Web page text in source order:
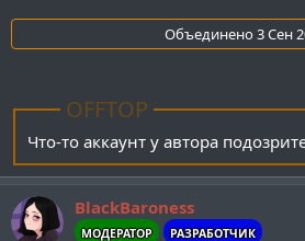
Объединено3 Сен
OFFTOP
Что-то аккаунт у автора
BlackBaroness
МОДЕРАТОР РАЗРАБОТЧИК